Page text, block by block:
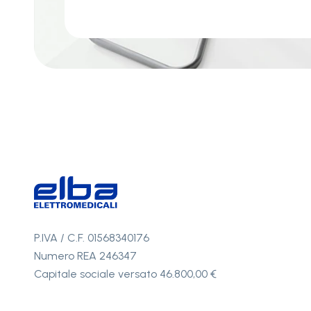
P.IVA / C.F. 01568340176
Numero REA 246347
Capitale sociale versato 46.800,00 €